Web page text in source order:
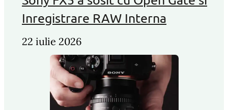
Inregistrare RAW Interna
22 iulie 2026